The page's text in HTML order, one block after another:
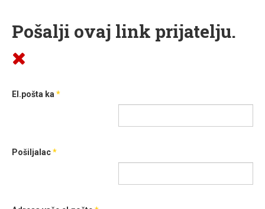
Pošalji ovaj link prijatelju.
El.pošta ka *
Pošiljalac*